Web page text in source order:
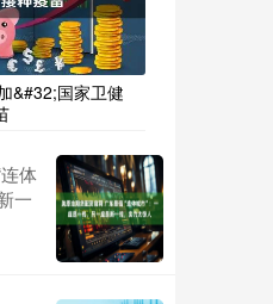
&#32;国家卫健
体
一